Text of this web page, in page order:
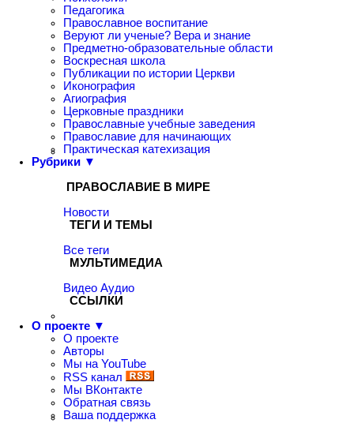
Педагогика
Православное воспитание
Веруют ли ученые? Вера и знание
Предметно-образовательные области
Воскресная школа
Публикации по истории Церкви
Иконография
Агиография
Церковные праздники
Православные учебные заведения
Православие для начинающих
Практическая катехизация
Рубрики ▼
ПРАВОСЛАВИЕ В МИРЕ
Новости
ТЕГИ И ТЕМЫ
Все теги
МУЛЬТИМЕДИА
Видео Аудио
ССЫЛКИ
О проекте ▼
О проекте
Авторы
Мы на YouTube
RSS канал
Мы ВКонтакте
Обратная связь
Ваша поддержка